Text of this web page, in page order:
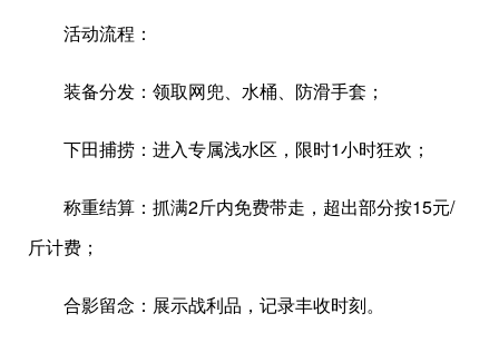
活动流程：
装备分发：领取网兜、水桶、防滑手套；
下田捕捞：进入专属浅水区，限时1小时狂欢；
称重结算：抓满2斤内免费带走，超出部分按15元/
斤计费；
合影留念：展示战利品，记录丰收时刻。